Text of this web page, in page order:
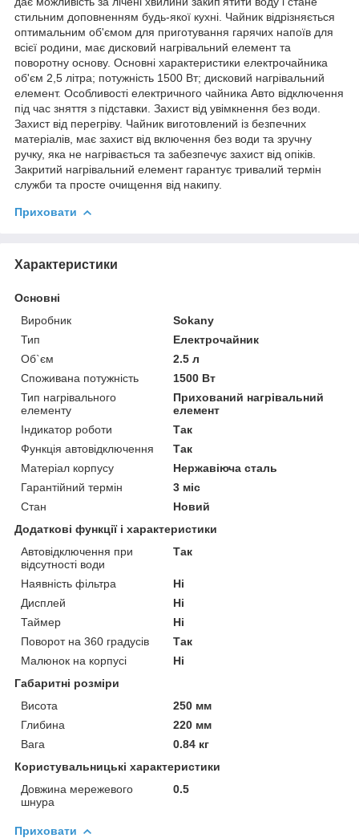
стильним доповненням будь-якої кухні. Чайник відрізняється
оптимальним об'ємом для приготування гарячих напоїв для
всієї родини, має дисковий нагрівальний елемент та
поворотну основу. Основні характеристики електрочайника
об'єм 2,5 літра; потужність 1500 Вт; дисковий нагрівальний
елемент. Особливості електричного чайника Авто відключення
під час зняття з підставки. Захист від увімкнення без води.
Захист від перегріву. Чайник виготовлений із безпечних
матеріалів, має захист від включення без води та зручну
ручку, яка не нагрівається та забезпечує захист від опіків.
Закритий нагрівальний елемент гарантує тривалий термін
служби та просте очищення від накипу.
Приховати
Характеристики
Основні
Виробник
Sokany
Тип
Електрочайник
Об`єм
2.5 л
Споживана потужність
1500 Вт
Тип нагрівального
елементу
Прихований нагрівальний
елемент
Індикатор роботи
Так
Функція автовідключення
Так
Матеріал корпусу
Нержавіюча сталь
Гарантійний термін
3 міс
Стан
Новий
Додаткові функції і характеристики
Автовідключення при
відсутності води
Так
Наявність фільтра
Ні
Дисплей
Ні
Таймер
Ні
Поворот на 360 градусів
Так
Малюнок на корпусі
Ні
Габаритні розміри
Висота
250 мм
Глибина
220 мм
Вага
0.84 кг
Користувальницькі характеристики
Довжина мережевого
шнура
0.5
Приховати